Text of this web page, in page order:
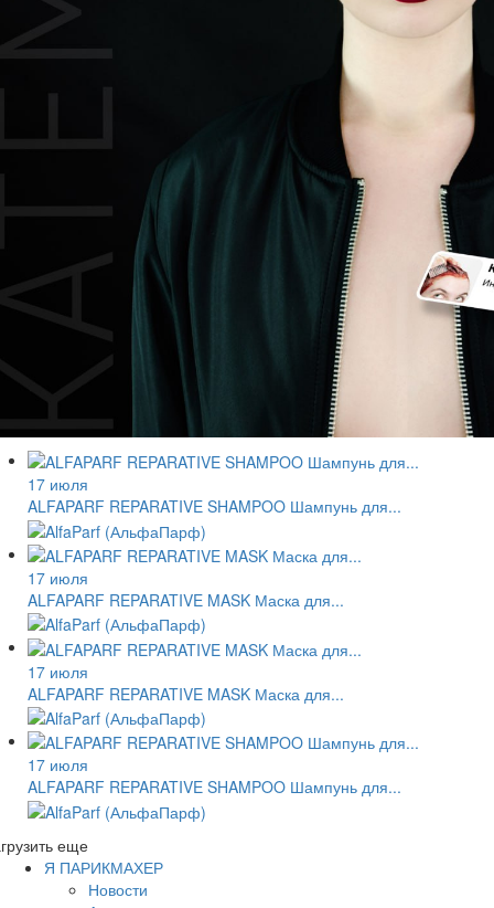
17 июля
ALFAPARF REPARATIVE SHAMPOO Шампунь для...
17 июля
ALFAPARF REPARATIVE MASK Маска для...
17 июля
ALFAPARF REPARATIVE MASK Маска для...
17 июля
ALFAPARF REPARATIVE SHAMPOO Шампунь для...
еще
Я ПАРИКМАХЕР
Новости